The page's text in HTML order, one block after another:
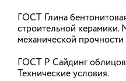
законопроект, который
региональный
парковочных мест при
ниже 1,2.
26.05.2026
ГОСТ Глина
строительной керамики.
механической прочности
ГОСТ Р Сайдинг
Технические условия.